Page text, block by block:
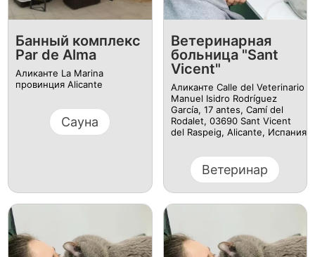
Банный комплекс
Par de Alma
Аликанте La Marina
провинция Alicante
Сауна
Ветеринарная
больница "Sant
Vicent"
Аликанте Calle del Veterinario
Manuel Isidro Rodríguez
García, 17 antes, Camí del
Rodalet, 03690 Sant Vicent
del Raspeig, Alicante, Испания
Ветеринар